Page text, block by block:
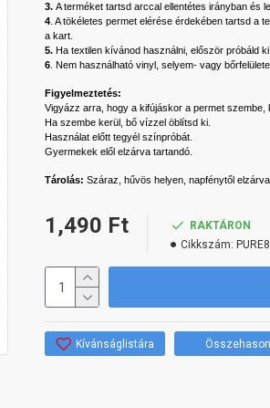
3. A terméket tartsd arccal ellentétes irányban és
4 . A tökéletes permet elérése érdekében tartsd a
a kart.
5. Ha textilen kívánod használni, először próbáld
6 . Nem használható vinyl, selyem- vagy
Figyelmeztetés:
Vigyázz arra, hogy a kifújáskor a permet szembe,
Ha szembe kerül, bő vízzel öblítsd ki.
Használat előtt tegyél színpróbát.
Gyermekek elől elzárva tartandó.
Tárolás: Száraz, hűvös helyen, napfénytől elzárva
1,490 Ft
RAKTÁRON
Cikkszám:
Kívánságlistára